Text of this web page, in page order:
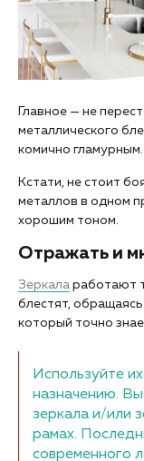
Главное — не
металлического
комично гламурным.
Кстати, не стоит
металлов в одном
хорошим тоном.
Отражать и
Зеркала работают
блестят,
который точно
Используйте
назначению.
зеркала и/или
рамах.
современного